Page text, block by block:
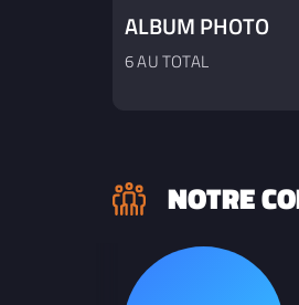
ALBUM PHOTO
6 AU TOTAL
NOTRE